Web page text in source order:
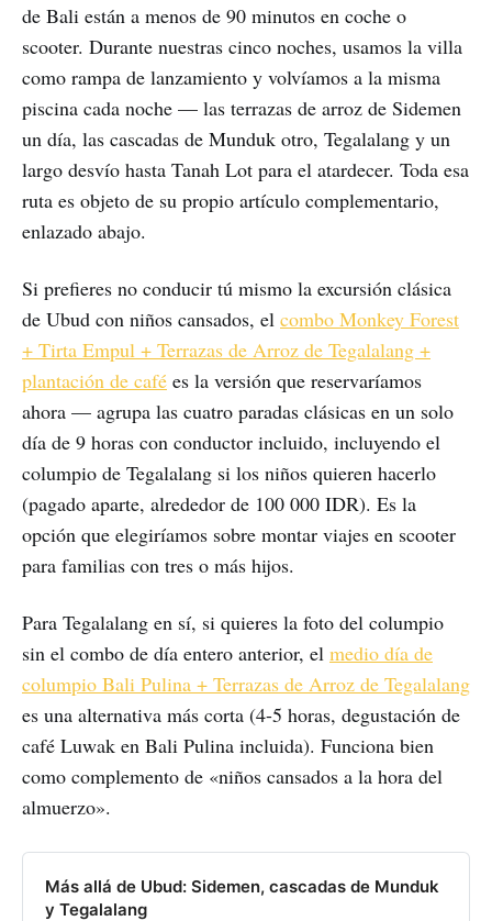
de Bali están a menos de 90 minutos en coche o
scooter. Durante nuestras cinco noches, usamos la villa
como rampa de lanzamiento y volvíamos a la misma
piscina cada noche — las terrazas de arroz de Sidemen
un día, las cascadas de Munduk otro, Tegalalang y un
largo desvío hasta Tanah Lot para el atardecer. Toda esa
ruta es objeto de su propio artículo complementario,
enlazado abajo.
Si prefieres no conducir tú mismo la excursión clásica
de Ubud con niños cansados, el combo Monkey Forest
+ Tirta Empul + Terrazas de Arroz de Tegalalang +
plantación de café es la versión que reservaríamos
ahora — agrupa las cuatro paradas clásicas en un solo
día de 9 horas con conductor incluido, incluyendo el
columpio de Tegalalang si los niños quieren hacerlo
(pagado aparte, alrededor de 100 000 IDR). Es la
opción que elegiríamos sobre montar viajes en scooter
para familias con tres o más hijos.
Para Tegalalang en sí, si quieres la foto del columpio
sin el combo de día entero anterior, el medio día de
columpio Bali Pulina + Terrazas de Arroz de Tegalalang
es una alternativa más corta (4-5 horas, degustación de
café Luwak en Bali Pulina incluida). Funciona bien
como complemento de «niños cansados a la hora del
almuerzo».
Más allá de Ubud: Sidemen, cascadas de Munduk
y Tegalalang